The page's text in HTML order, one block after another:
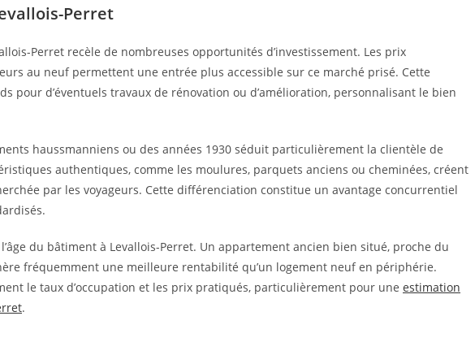
Perret
Perret recèle de nombreuses opportunités d’investissement. Les prix
au neuf permettent une entrée plus accessible sur ce marché prisé. Cette
pour d’éventuels travaux de rénovation ou d’amélioration, personnalisant le bien
haussmanniens ou des années 1930 séduit particulièrement la clientèle de
authentiques, comme les moulures, parquets anciens ou cheminées, créent
par les voyageurs. Cette différenciation constitue un avantage concurrentiel
du bâtiment à Levallois-Perret. Un appartement ancien bien situé, proche du
fréquemment une meilleure rentabilité qu’un logement neuf en périphérie.
le taux d’occupation et les prix pratiqués, particulièrement pour une estimation
.